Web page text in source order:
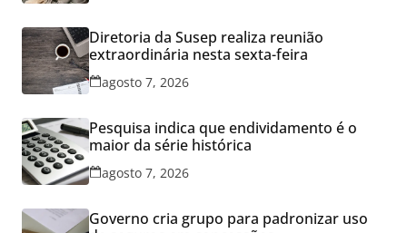
Diretoria da Susep realiza reunião
extraordinária nesta sexta-feira
agosto 7, 2026
Pesquisa indica que endividamento é o
maior da série histórica
agosto 7, 2026
Governo cria grupo para padronizar uso